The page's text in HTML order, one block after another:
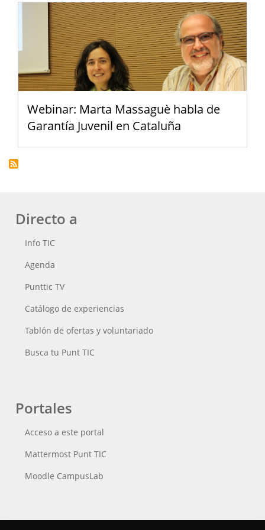
Webinar: Marta Massaguè habla de
Garantía Juvenil en Cataluña
Directo a
Info TIC
Agenda
Punttic TV
Catálogo de experiencias
Tablón de ofertas y voluntariado
Busca tu Punt TIC
Portales
Acceso a este portal
Mattermost Punt TIC
Moodle CampusLab